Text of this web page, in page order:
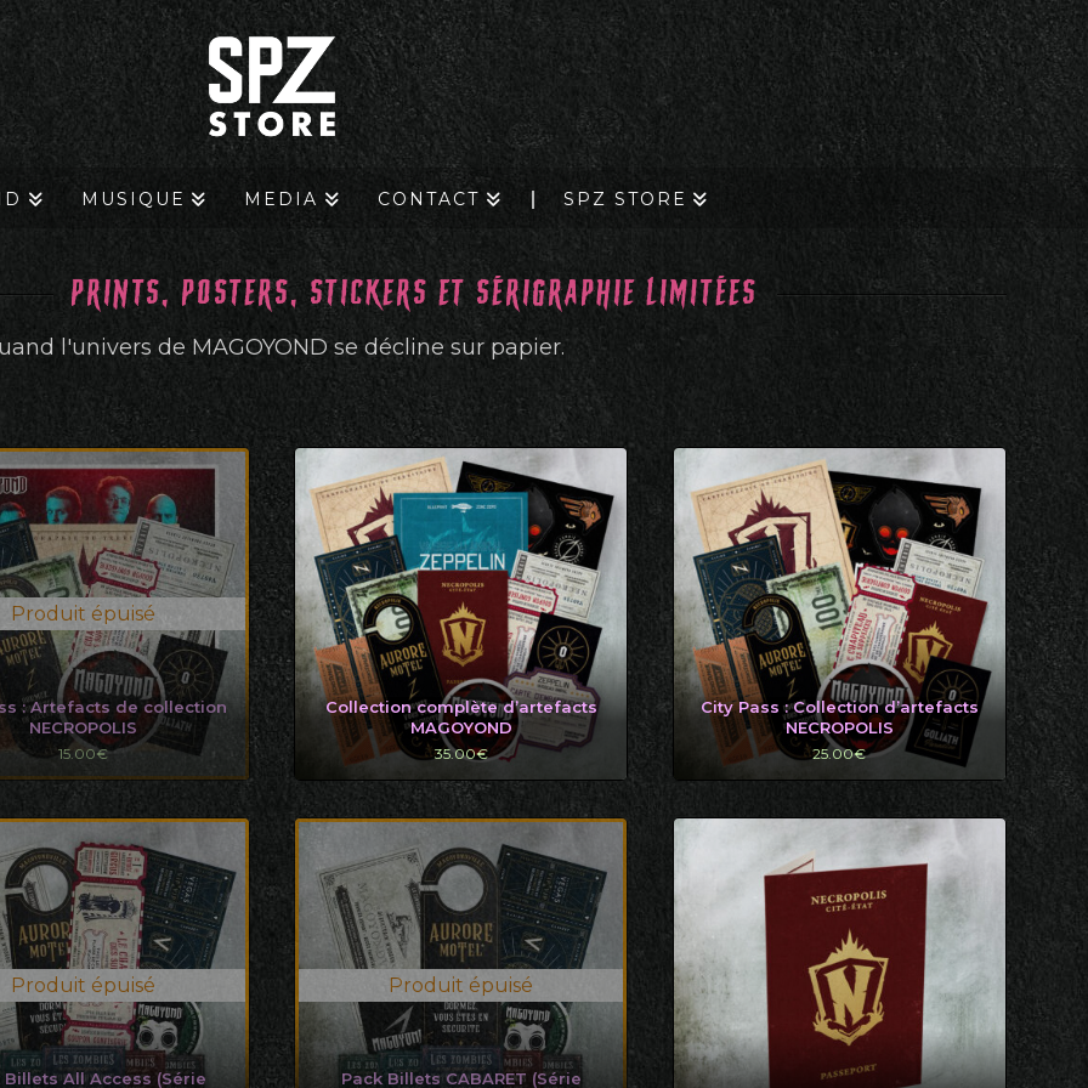
MUSIQUE MEDIA CONTACT SPZ STORE
PRINTS, POSTERS, STICKERS ET SÉRIGRAPHIE LIMITÉES
l'univers de MAGOYOND se décline sur papier.
: Artefacts de collection
NECROPOLIS
15.00€
Collection complète d’artefacts
MAGOYOND
35.00€
City Pass : Collection d’artefacts
NECROPOLIS
25.00€
Billets All Access (Série
Pack Billets CABARET (Série